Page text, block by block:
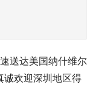
送达美国纳什维尔
欢迎深圳地区得